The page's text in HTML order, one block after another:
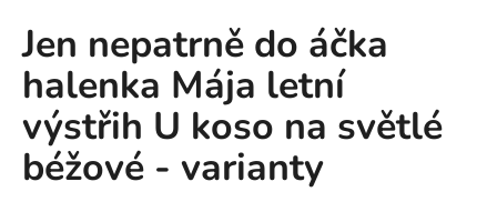
produktu
je
0,0
z
hvězdiček.
Jen nepatrně do áčka
halenka Mája letní
výstřih U koso na světlé
béžové - varianty
D
o
o
r
u